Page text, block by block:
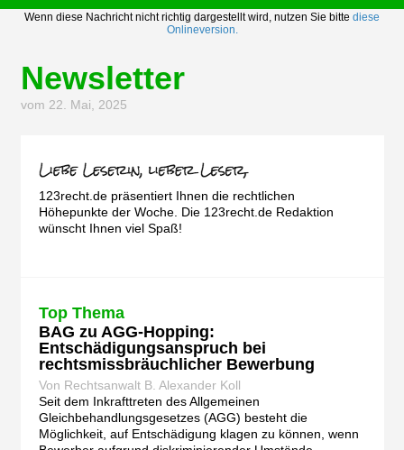
Wenn diese Nachricht nicht richtig dargestellt wird, nutzen Sie bitte diese
Onlineversion.
Newsletter
vom 22. Mai, 2025
123recht.de präsentiert Ihnen die rechtlichen
Höhepunkte der Woche. Die 123recht.de Redaktion
wünscht Ihnen viel Spaß!
Top Thema
BAG zu AGG-Hopping:
Entschädigungsanspruch bei
rechtsmissbräuchlicher Bewerbung
Von Rechtsanwalt B. Alexander Koll
Seit dem Inkrafttreten des Allgemeinen
Gleichbehandlungsgesetzes (AGG) besteht die
Möglichkeit, auf Entschädigung klagen zu können, wenn